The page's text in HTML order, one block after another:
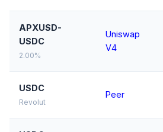
APXUSD-
USDC
2.00%
Uniswap
V4
USDC
Revolut
Peer